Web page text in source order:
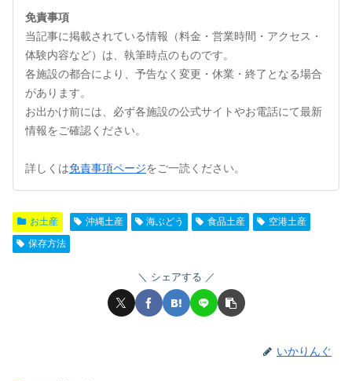
免責事項
当記事に掲載されている情報（料金・営業時間・アクセス・
体験内容など）は、執筆時点のものです。
各施設の都合により、予告なく変更・休業・終了となる場合
があります。
お出かけ前には、必ず各施設の公式サイトやお電話にて最新
情報をご確認ください。
詳しくは免責事項ページをご一読ください。
お土産 沖縄土産 海ぶどう 食品土産
空港土産
保存方法
シェアする
いかりんぐ